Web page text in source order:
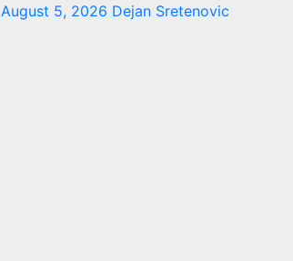
August 5, 2026 Dejan Sretenovic